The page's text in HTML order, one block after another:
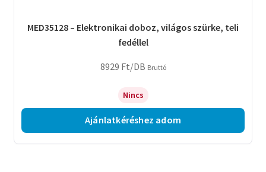
MED35128 – Elektronikai doboz, világos szürke, teli
fedéllel
8929 Ft/DB Bruttó
Nincs
Ajánlatkéréshez adom